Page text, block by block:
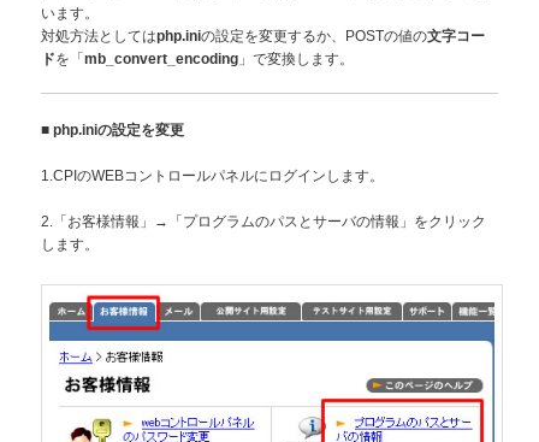
います。
対処方法としてはphp.iniの設定を変更するか、POSTの値の文字コー
ドを「mb_convert_encoding 」で変換します。
■php.iniの設定を変更
1.CPIのWEBコントロールパネルにログインします。
2.「お客様情報」→「プログラムのパスとサーバの情報」をクリック
します。